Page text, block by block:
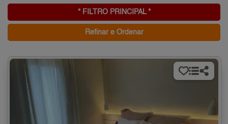
* FILTRO PRINCIPAL *
Refinar e Ordenar